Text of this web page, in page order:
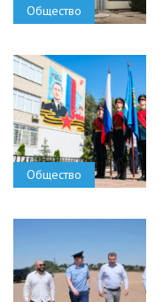
Общество
Общество